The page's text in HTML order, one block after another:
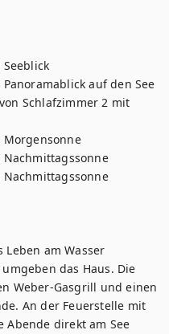
auf den See
Schlafzimmer 2 mit
Morgensonne
Nachmittagssonne
Nachmittagssonne
Leben am Wasser
das Haus. Die
Weber-Gasgrill und einen
An der Feuerstelle mit
Abende direkt am See